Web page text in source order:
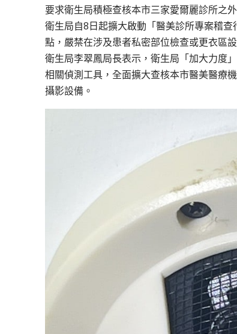
要求衛生局積極查核本市三家愛爾麗診所之
衛生局自8日起擴大啟動「醫美診所專案稽
點，嚴禁在涉及患者私密部位檢查或更衣區
衛生局李翠鳳局長表示，衛生局「加大力度
相關偵測工具，全面擴大查核本市醫美醫療
攝影設備。